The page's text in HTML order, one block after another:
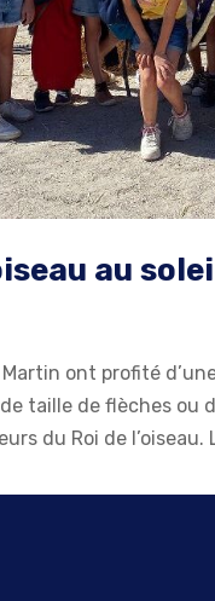
au
ont profité
taille de flèches ou
du Roi de l’oiseau.